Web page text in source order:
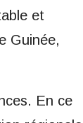
et
Guinée,
En ce